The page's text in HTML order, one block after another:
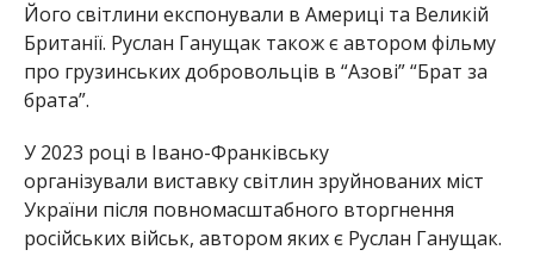
Його світлини експонували в Америці та Великій
Британії. Руслан Ганущак також є автором фільму
про грузинських добровольців в “Азові” “Брат за
брата”.
У 2023 році в Івано-Франківську
організували виставку світлин зруйнованих міст
України після повномасштабного вторгнення
російських військ, автором яких є Руслан Ганущак.